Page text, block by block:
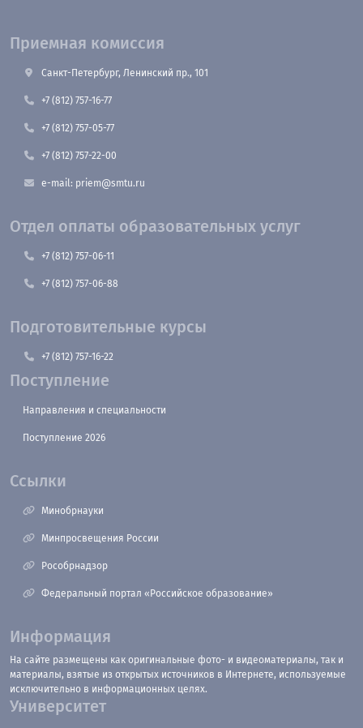
Приемная комиссия
Санкт-Петербург, Ленинский пр., 101
+7 (812) 757-16-77
+7 (812) 757-05-77
+7 (812) 757-22-00
e-mail: priem@smtu.ru
Отдел оплаты образовательных услуг
+7 (812) 757-06-11
+7 (812) 757-06-88
Подготовительные курсы
+7 (812) 757-16-22
Поступление
Направления и специальности
Поступление 2026
Ссылки
Минобрнауки
Минпросвещения России
Рособрнадзор
Федеральный портал «Российское образование»
Информация
На сайте размещены как оригинальные фото- и видеоматериалы, так и
материалы, взятые из открытых источников в Интернете, используемые
исключительно в информационных целях.
Университет